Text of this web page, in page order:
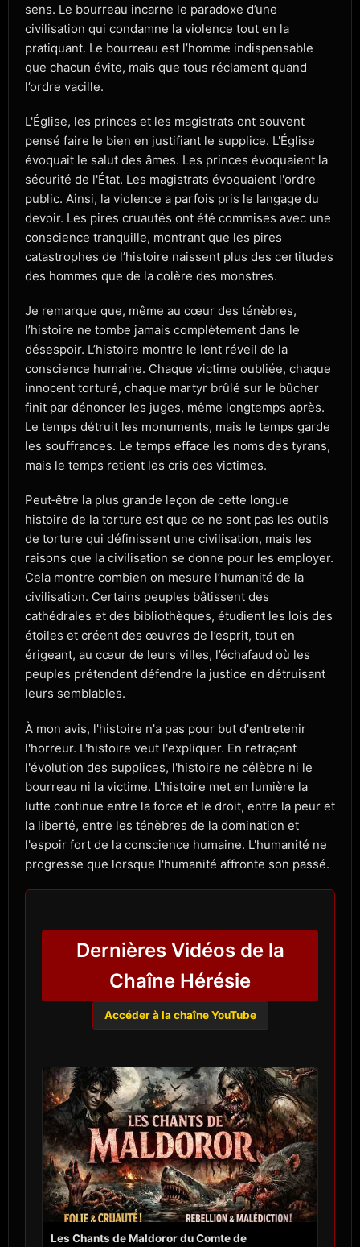
sens. Le bourreau incarne le paradoxe d’une
civilisation qui condamne la violence tout en la
pratiquant. Le bourreau est l’homme indispensable
que chacun évite, mais que tous réclament quand
l’ordre vacille.
L'Église, les princes et les magistrats ont souvent
pensé faire le bien en justifiant le supplice. L'Église
évoquait le salut des âmes. Les princes évoquaient la
sécurité de l'État. Les magistrats évoquaient l'ordre
public. Ainsi, la violence a parfois pris le langage du
devoir. Les pires cruautés ont été commises avec une
conscience tranquille, montrant que les pires
catastrophes de l’histoire naissent plus des certitudes
des hommes que de la colère des monstres.
Je remarque que, même au cœur des ténèbres,
l’histoire ne tombe jamais complètement dans le
désespoir. L’histoire montre le lent réveil de la
conscience humaine. Chaque victime oubliée, chaque
innocent torturé, chaque martyr brûlé sur le bûcher
finit par dénoncer les juges, même longtemps après.
Le temps détruit les monuments, mais le temps garde
les souffrances. Le temps efface les noms des tyrans,
mais le temps retient les cris des victimes.
Peut‑être la plus grande leçon de cette longue
histoire de la torture est que ce ne sont pas les outils
de torture qui définissent une civilisation, mais les
raisons que la civilisation se donne pour les employer.
Cela montre combien on mesure l’humanité de la
civilisation. Certains peuples bâtissent des
cathédrales et des bibliothèques, étudient les lois des
étoiles et créent des œuvres de l’esprit, tout en
érigeant, au cœur de leurs villes, l’échafaud où les
peuples prétendent défendre la justice en détruisant
leurs semblables.
À mon avis, l'histoire n'a pas pour but d'entretenir
l'horreur. L'histoire veut l'expliquer. En retraçant
l'évolution des supplices, l'histoire ne célèbre ni le
bourreau ni la victime. L'histoire met en lumière la
lutte continue entre la force et le droit, entre la peur et
la liberté, entre les ténèbres de la domination et
l'espoir fort de la conscience humaine. L'humanité ne
progresse que lorsque l'humanité affronte son passé.
Dernières Vidéos de la
Chaîne Hérésie
Accéder à la chaîne YouTube
Les Chants de Maldoror du Comte de